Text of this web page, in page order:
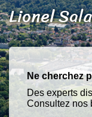
Location
Gestion
Notre
Estimation
Lionel
Ne cherchez
Des experts
Consultez nos